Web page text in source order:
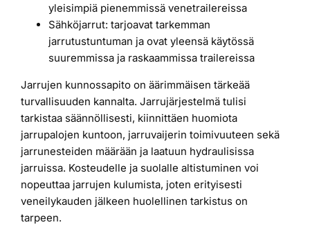
yleisimpiä pienemmissä venetrailereissa
Sähköjarrut: tarjoavat tarkemman
jarrutustuntuman ja ovat yleensä käytössä
suuremmissa ja raskaammissa trailereissa
Jarrujen kunnossapito on äärimmäisen tärkeää
turvallisuuden kannalta. Jarrujärjestelmä tulisi
tarkistaa säännöllisesti, kiinnittäen huomiota
jarrupalojen kuntoon, jarruvaijerin toimivuuteen sekä
jarrunesteiden määrään ja laatuun hydraulisissa
jarruissa. Kosteudelle ja suolalle altistuminen voi
nopeuttaa jarrujen kulumista, joten erityisesti
veneilykauden jälkeen huolellinen tarkistus on
tarpeen.